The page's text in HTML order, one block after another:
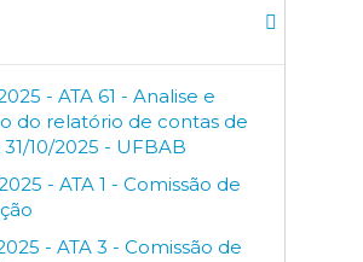
- ATA 61 - Analise e
do relatório de contas de
31/10/2025 - UFBAB
- ATA 1 - Comissão de
- ATA 3 - Comissão de